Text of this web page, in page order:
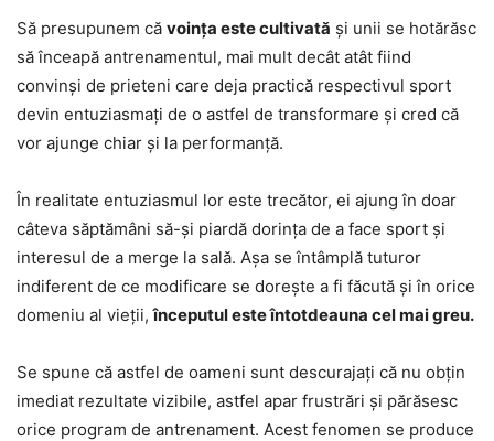
Să presupunem că voința este cultivată și unii se hotărăsc
să înceapă antrenamentul, mai mult decât atât fiind
convinși de prieteni care deja practică respectivul sport
devin entuziasmați de o astfel de transformare și cred că
vor ajunge chiar și la performanță.
În realitate entuziasmul lor este trecător, ei ajung în doar
câteva săptămâni să-și piardă dorința de a face sport și
interesul de a merge la sală. Așa se întâmplă tuturor
indiferent de ce modificare se dorește a fi făcută și în orice
domeniu al vieții,începutul este întotdeauna cel mai greu.
Se spune că astfel de oameni sunt descurajați că nu obțin
imediat rezultate vizibile, astfel apar frustrări și părăsesc
orice program de antrenament. Acest fenomen se produce